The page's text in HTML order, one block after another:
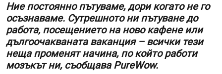
Ние постоянно пътуваме, дори когато не го
осъзнаваме. Сутрешното ни пътуване до
работа, посещението на ново кафене или
дългоочакваната ваканция – всички тези
неща променят начина, по който работи
мозъкът ни, съобщава PureWow.